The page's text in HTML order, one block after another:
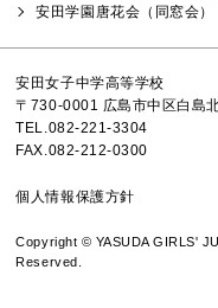
安田学園唐花会（同窓会）
安田女子中学高等学校
〒730-0001 広島市中区白
TEL.082-221-3304
FAX.082-212-0300
個人情報保護方針
Copyright © YASUDA GIRLS'
Reserved.